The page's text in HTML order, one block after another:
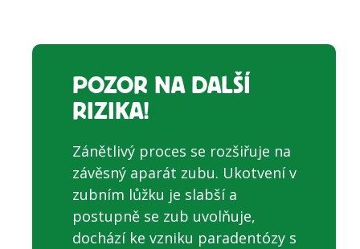
POZOR NA DALŠÍ
RIZIKA!
Zánětlivý proces se rozšiřuje na
závěsný aparát zubu. Ukotvení v
zubním lůžku je slabší a
postupně se zub uvolňuje,
dochází ke vzniku paradentózy s